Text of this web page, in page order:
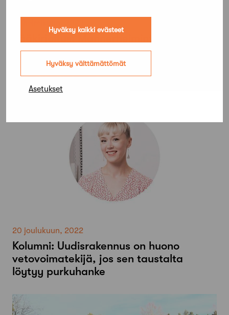
Hyväksy kaikki evästeet
Hyväksy välttämättömät
Asetukset
talon purkupäätöksen aiheuttama kohu
kertoo, että suhtautuminen purkamiseen
on muuttumassa
20 joulukuun, 2022
Kolumni: Uudisrakennus on huono
vetovoimatekijä, jos sen taustalta
löytyy purkuhanke